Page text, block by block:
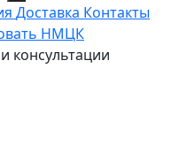
Доставка Контакты
НМЦК
консультации